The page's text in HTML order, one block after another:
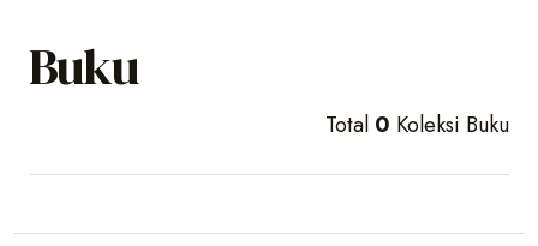
Buku
Total 0 Koleksi Buku